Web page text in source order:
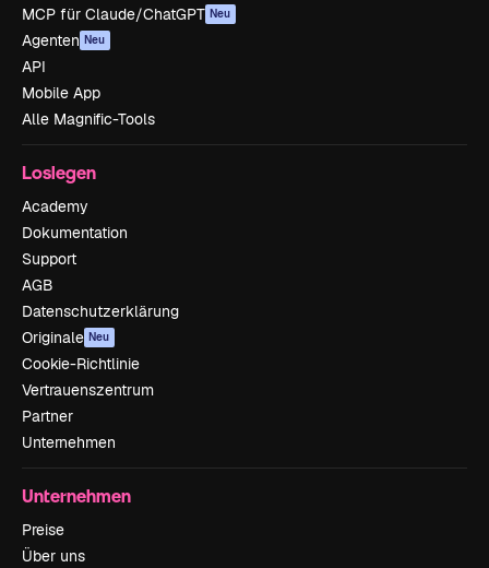
MCP für Claude/ChatGPT Neu
Agenten Neu
API
Mobile App
Alle Magnific-Tools
Loslegen
Academy
Dokumentation
Support
AGB
Datenschutzerklärung
Originale Neu
Cookie-Richtlinie
Vertrauenszentrum
Partner
Unternehmen
Unternehmen
Preise
Über uns